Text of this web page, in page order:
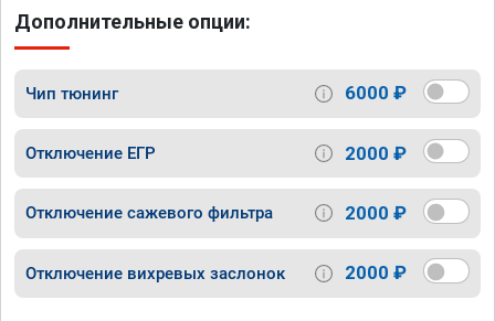
Дополнительные опции:
Чип тюнинг 6000 ₽
Отключение ЕГР 2000 ₽
Отключение сажевого фильтра 2000 ₽
Отключение вихревых заслонок 2000 ₽